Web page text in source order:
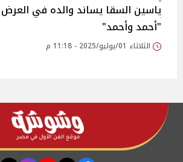
ياسين السقا يساند والده في
"أحمد وأحمد"‎
الثلاثاء 01/يوليو/2025 - 11:18 م